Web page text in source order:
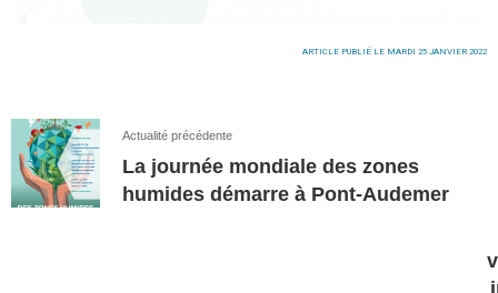
ARTICLE PUBLIÉ LE MARDI 25 JANVIER 2022
Actualité précédente
La journée mondiale des zones
humides démarre à Pont-Audemer